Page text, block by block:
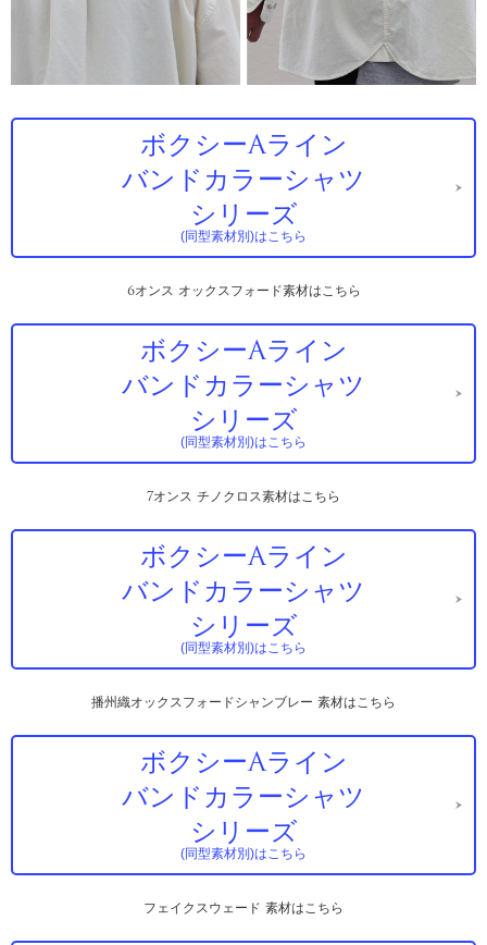
ボクシーAライン
バンドカラーシャツ
シリーズ
(同型素材別)はこちら
6オンス オックスフォード素材はこちら
ボクシーAライン
バンドカラーシャツ
シリーズ
(同型素材別)はこちら
7オンス チノクロス素材はこちら
ボクシーAライン
バンドカラーシャツ
シリーズ
(同型素材別)はこちら
播州織オックスフォードシャンブレー 素材はこちら
ボクシーAライン
バンドカラーシャツ
シリーズ
(同型素材別)はこちら
フェイクスウェード 素材はこちら